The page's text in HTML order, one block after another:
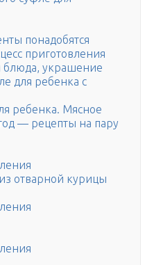
понадобятся
приготовления
блюда, украшение
для ребенка с
ребенка. Мясное
— рецепты на пару
отварной курицы